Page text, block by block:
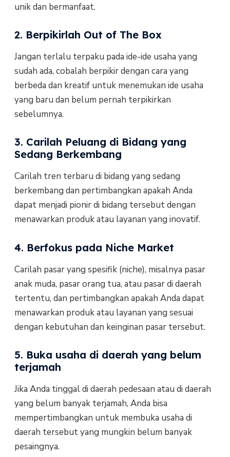
unik dan bermanfaat.
2. Berpikirlah Out of The Box
Jangan terlalu terpaku pada ide-ide usaha yang
sudah ada, cobalah berpikir dengan cara yang
berbeda dan kreatif untuk menemukan ide usaha
yang baru dan belum pernah terpikirkan
sebelumnya.
3. Carilah Peluang di Bidang yang
Sedang Berkembang
Carilah tren terbaru di bidang yang sedang
berkembang dan pertimbangkan apakah Anda
dapat menjadi pionir di bidang tersebut dengan
menawarkan produk atau layanan yang inovatif.
4. Berfokus pada Niche Market
Carilah pasar yang spesifik (niche), misalnya pasar
anak muda, pasar orang tua, atau pasar di daerah
tertentu, dan pertimbangkan apakah Anda dapat
menawarkan produk atau layanan yang sesuai
dengan kebutuhan dan keinginan pasar tersebut.
5. Buka usaha di daerah yang belum
terjamah
Jika Anda tinggal di daerah pedesaan atau di daerah
yang belum banyak terjamah, Anda bisa
mempertimbangkan untuk membuka usaha di
daerah tersebut yang mungkin belum banyak
pesaingnya.